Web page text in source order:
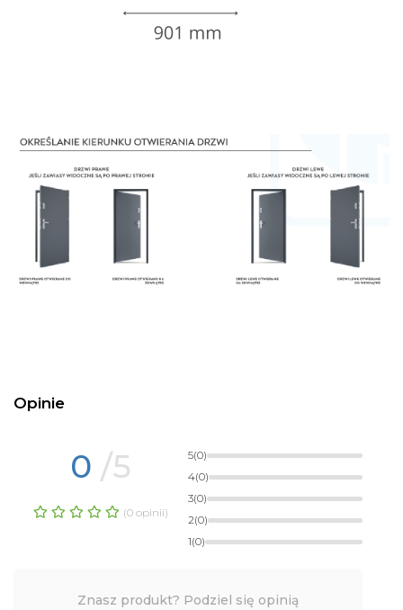
Opinie
0 /5
(0 opinii)
5(0)
4(0)
3(0)
2(0)
1(0)
Znasz produkt? Podziel się opinią